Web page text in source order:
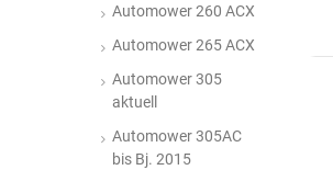
Automower 260 ACX
Automower 265 ACX
Automower 305
aktuell
Automower 305AC
bis Bj. 2015